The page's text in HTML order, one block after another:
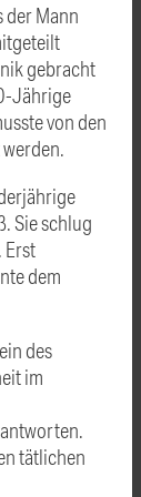
der Mann
gebracht
Jährige
von den
Sie schlug
Erst
dem
des
im
tätlichen